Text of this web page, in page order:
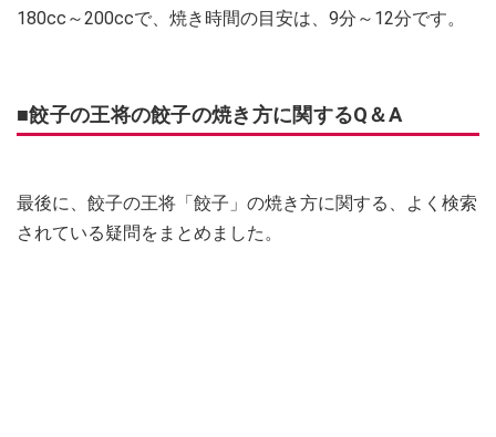
180cc～200ccで、焼き時間の目安は、9分～12分です。
■餃子の王将の餃子の焼き方に関するQ＆A
最後に、餃子の王将「餃子」の焼き方に関する、よく検索
されている疑問をまとめました。